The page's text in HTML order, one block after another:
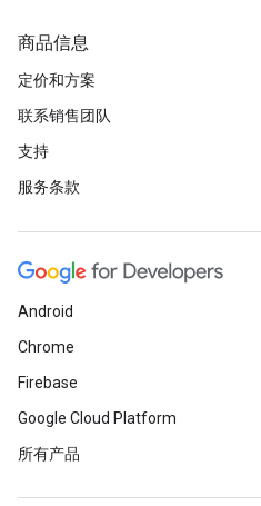
商品信息
定价和方案
联系销售团队
支持
服务条款
Android
Chrome
Firebase
Google Cloud Platform
所有产品